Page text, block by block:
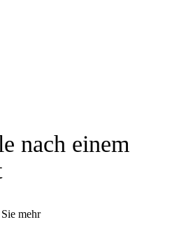
nach einem
mehr